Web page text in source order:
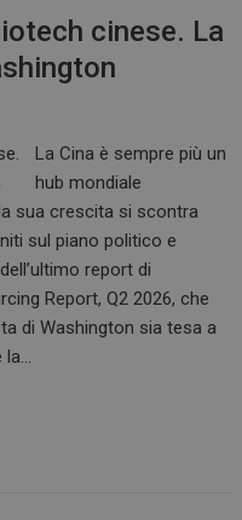
cinese. La
La Cina è sempre più un
hub mondiale
sua crescita si scontra
sul piano politico e
report di
Report, Q2 2026, che
di Washington sia tesa a
la…